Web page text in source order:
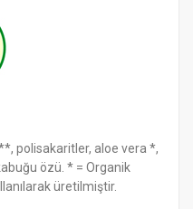
polisakaritler, aloe vera *,
özü. * = Organik
üretilmiştir.